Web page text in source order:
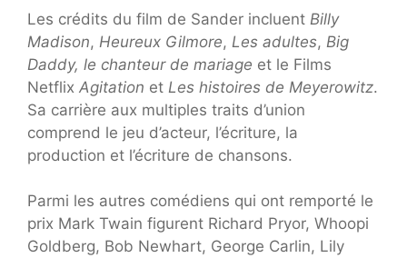
Les crédits du film de Sander incluent Billy
Madison, Heureux Gilmore, Les adultes, Big
Daddy, le chanteur de mariage et le Films
Netflix Agitation et Les histoires de Meyerowitz.
Sa carrière aux multiples traits d’union
comprend le jeu d’acteur, l’écriture, la
production et l’écriture de chansons.
Parmi les autres comédiens qui ont remporté le
prix Mark Twain figurent Richard Pryor, Whoopi
Goldberg, Bob Newhart, George Carlin, Lily